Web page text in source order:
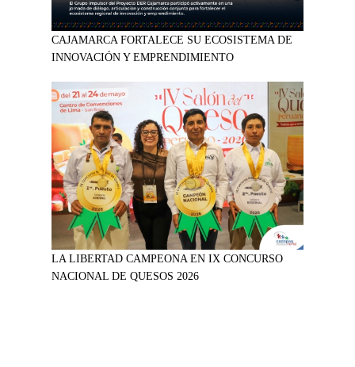
CAJAMARCA FORTALECE SU ECOSISTEMA DE
INNOVACIÓN Y EMPRENDIMIENTO
LA LIBERTAD CAMPEONA EN IX CONCURSO
NACIONAL DE QUESOS 2026